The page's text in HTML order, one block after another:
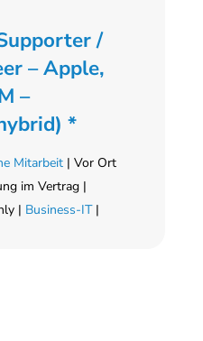
/
– Apple,
–
*
Mitarbeit | Vor Ort
im Vertrag |
| Business-IT|